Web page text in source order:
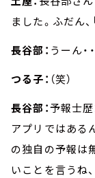
ました。ふだん
長谷部： うーん・
つる子： （笑）
長谷部：予報士歴
アプリではある
の独自の予報は
いことを言うね